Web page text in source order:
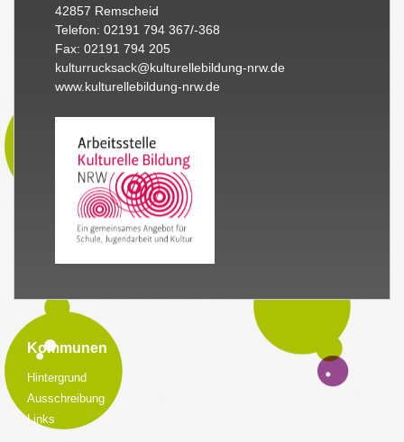
42857 Remscheid
Telefon: 02191 794 367/-368
Fax: 02191 794 205
kulturrucksack@kulturellebildung-nrw.de
www.kulturellebildung-nrw.de
Kommunen
Hintergrund
Ausschreibung
Links